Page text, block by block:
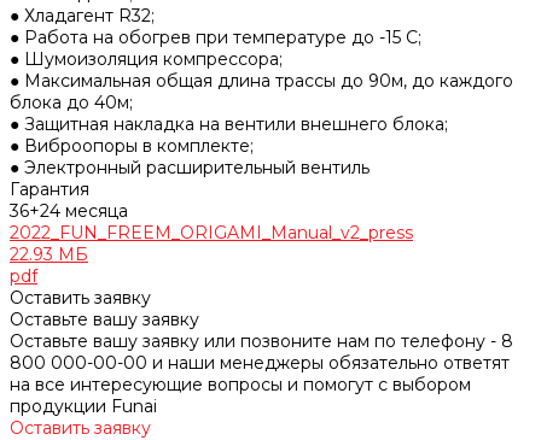
● Хладагент R32;
● Работа на обогрев при температуре до -15 С;
● Шумоизоляция компрессора;
● Максимальная общая длина трассы до 90м, до каждого
блока до 40м;
● Защитная накладка на вентили внешнего блока;
● Виброопоры в комплекте;
● Электронный расширительный вентиль
Гарантия
36+24 месяца
2022_FUN_FREEM_ORIGAMI_Manual_v2_press
22.93 МБ
pdf
Оставить заявку
Оставьте вашу заявку
Оставьте вашу заявку или позвоните нам по телефону - 8
800 000-00-00 и наши менеджеры обязательно ответят
на все интересующие вопросы и помогут с выбором
продукции Funai
Оставить заявку